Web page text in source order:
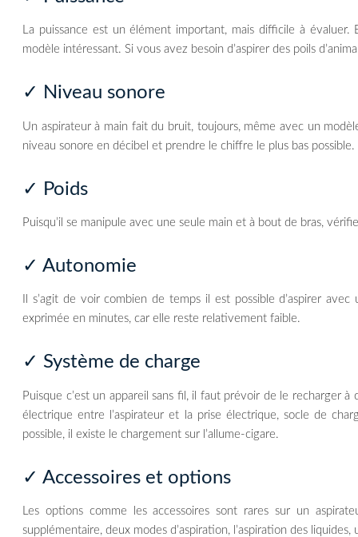
La puissance est un élément important, mais difficile à
modèle intéressant. Si vous avez besoin d’aspirer des poils
✓ Niveau sonore
Un aspirateur à main fait du bruit, toujours, même avec un
niveau sonore en décibel et prendre le chiffre le plus bas possible.
✓ Poids
Puisqu’il se manipule avec une seule main et à bout de bras,
✓ Autonomie
Il s’agit de voir combien de temps il est possible d’aspirer
exprimée en minutes, car elle reste relativement faible.
✓ Système de charge
Puisque c’est un appareil sans fil, il faut prévoir de le recharger
électrique entre l’aspirateur et la prise électrique, socle de
possible, il existe le chargement sur l’allume-cigare.
✓ Accessoires et options
Les options comme les accessoires sont rares sur un
supplémentaire, deux modes d’aspiration, l’aspiration des